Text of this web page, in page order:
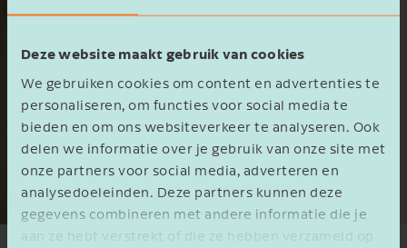
Deze website maakt gebruik van cookies
We gebruiken cookies om content en advertenties te
personaliseren, om functies voor social media te
bieden en om ons websiteverkeer te analyseren. Ook
delen we informatie over je gebruik van onze site met
onze partners voor social media, adverteren en
analysedoeleinden. Deze partners kunnen deze
gegevens combineren met andere informatie die je
aan ze hebt verstrekt of die ze hebben verzameld op